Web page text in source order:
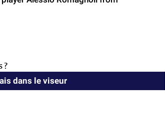
?
dans le viseur